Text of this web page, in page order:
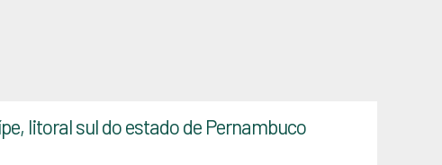
litoral sul do estado de Pernambuco